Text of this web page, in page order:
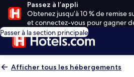
Passez à l’appli
Obtenez jusqu’à 10 % de remise
et connectez-vous pour gagner
Passer à la section principale
Afficher tous les hébergements